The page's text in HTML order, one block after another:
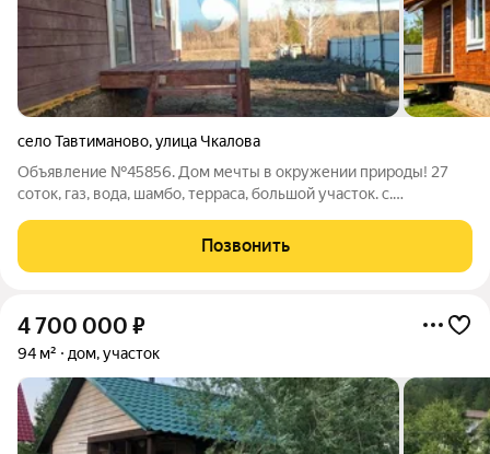
село Тавтиманово,улица Чкалова
Объявление №45856. Дом мечты в окружении природы! 27
соток, газ, вода, шамбо, терраса, большой участок. с.
кто хочет тишины, природы и при этом комфорт городской
Позвонить
4 700 000 ₽
94 м² дом, участок